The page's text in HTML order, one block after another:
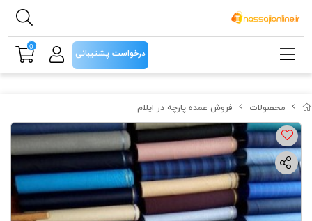
محصولات فروش عمده پارچه در ایلام
درخواست پشتیبانی
0